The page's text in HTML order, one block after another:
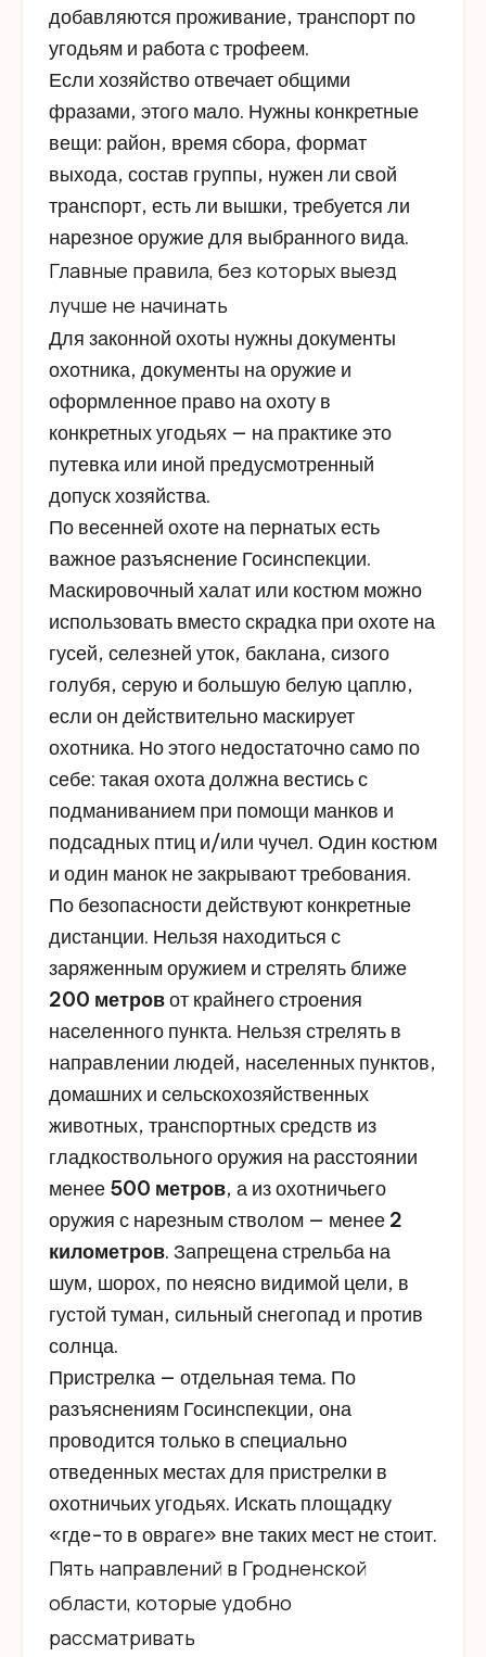
добавляются проживание, транспорт по
угодьям и работа с трофеем.
Если хозяйство отвечает общими
фразами, этого мало. Нужны конкретные
вещи: район, время сбора, формат
выхода, состав группы, нужен ли свой
транспорт, есть ли вышки, требуется ли
нарезное оружие для выбранного вида.
Главные правила, без которых выезд
лучше не начинать
Для законной охоты нужны документы
охотника, документы на оружие и
оформленное право на охоту в
конкретных угодьях — на практике это
путевка или иной предусмотренный
допуск хозяйства.
По весенней охоте на пернатых есть
важное разъяснение Госинспекции.
Маскировочный халат или костюм можно
использовать вместо скрадка при охоте на
гусей, селезней уток, баклана, сизого
голубя, серую и большую белую цаплю,
если он действительно маскирует
охотника. Но этого недостаточно само по
себе: такая охота должна вестись с
подманиванием при помощи манков и
подсадных птиц и/или чучел. Один костюм
и один манок не закрывают требования.
По безопасности действуют конкретные
дистанции. Нельзя находиться с
заряженным оружием и стрелять ближе
200 метровот крайнего строения
населенного пункта. Нельзя стрелять в
направлении людей, населенных пунктов,
домашних и сельскохозяйственных
животных, транспортных средств из
гладкоствольного оружия на расстоянии
менее 500 метров, а из охотничьего
оружия с нарезным стволом — менее 2
километров. Запрещена стрельба на
шум, шорох, по неясно видимой цели, в
густой туман, сильный снегопад и против
солнца.
Пристрелка — отдельная тема. По
разъяснениям Госинспекции, она
проводится только в специально
отведенных местах для пристрелки в
охотничьих угодьях. Искать площадку
«где-то в овраге» вне таких мест не стоит.
Пять направлений в Гродненской
области, которые удобно
рассматривать